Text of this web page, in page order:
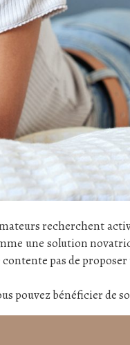
recherchent
une solution
pas de
pouvez bénéficier de